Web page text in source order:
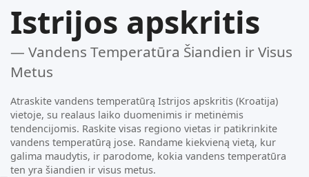
Istrijos apskritis
— Vandens Temperatūra Šiandien ir Visus
Metus
Atraskite vandens temperatūrą Istrijos apskritis (Kroatija)
vietoje, su realaus laiko duomenimis ir metinėmis
tendencijomis. Raskite visas regiono vietas ir patikrinkite
vandens temperatūrą jose. Randame kiekvieną vietą, kur
galima maudytis, ir parodome, kokia vandens temperatūra
ten yra šiandien ir visus metus.